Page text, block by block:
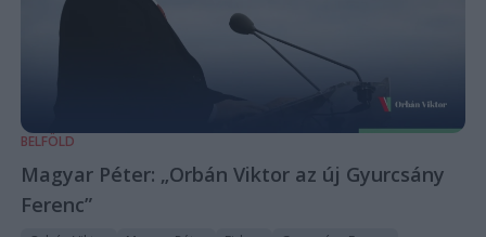
BELFÖLD
Magyar Péter: „Orbán Viktor az új Gyurcsány
Ferenc”